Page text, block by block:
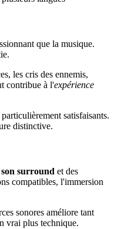
que la musique.
les cris des ennemis,
contribue à l'expérience
satisfaisants.
distinctive.
son surround et des
compatibles, l'immersion
sonores améliore tant
vrai plus technique.